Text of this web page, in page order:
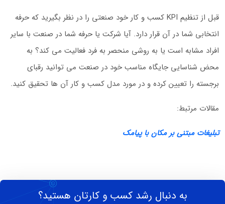
قبل از تنظیم KPI کسب و کار خود صنعتی را در نظر بگیرید که حرفه
انتخابی شما در آن قرار دارد. آیا شرکت یا حرفه شما در صنعت با سایر
افراد مشابه است یا به روشی منحصر به فرد فعالیت می کند؟ به
محض شناسایی جایگاه مناسب خود در صنعت می توانید رقبای
برجسته را تعیین کرده و در مورد مدل کسب و کار آن ها تحقیق کنید.
مقالات مرتبط:
تبلیغات مبتنی بر مکان با پیامک
به دنبال رشد کسب و کارتان هستید؟